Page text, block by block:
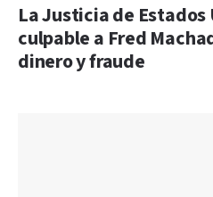
La Justicia de
culpable a Fred
dinero y fraude